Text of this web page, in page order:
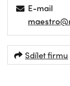
E-mail
Sdílet firmu